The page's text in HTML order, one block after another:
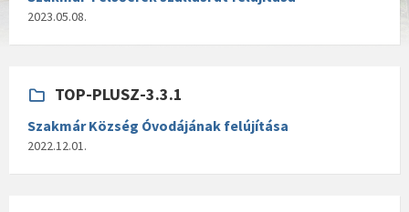
2023.05.08.
TOP-PLUSZ-3.3.1
Szakmár Község Óvodájának felújítása
2022.12.01.